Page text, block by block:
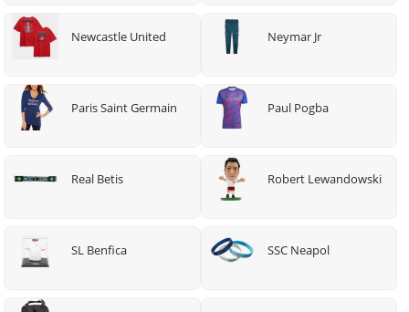
Newcastle United Neymar Jr
Paris Saint Germain Paul Pogba
Real Betis Robert Lewandowski
SL Benfica SSC Neapol